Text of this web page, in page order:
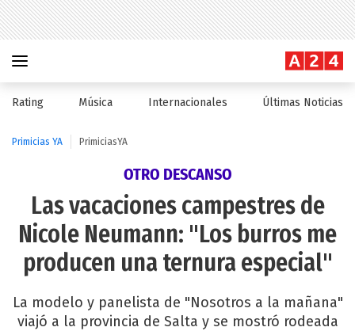
Rating Música Internacionales Últimas Noticias
Primicias YA PrimiciasYA
OTRO DESCANSO
Las vacaciones campestres de
Nicole Neumann: "Los burros me
producen una ternura especial"
La modelo y panelista de "Nosotros a la mañana"
viajó a la provincia de Salta y se mostró rodeada